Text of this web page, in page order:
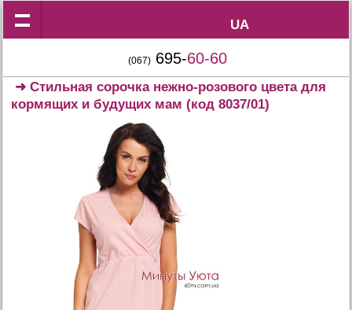
UA
UA
(067) 695-60-60
➜Стильная сорочка нежно-розового цвета для
кормящих и будущих мам (код 8037/01)